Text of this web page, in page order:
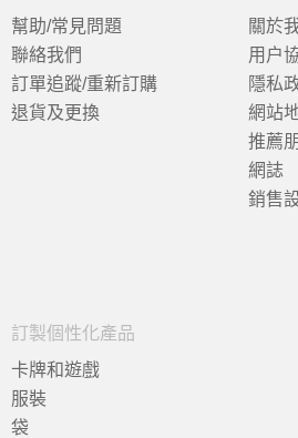
幫助/常見問題
聯絡我們
訂單追蹤/重新訂購
退貨及更換
關於
用户
隱私
網站
推薦
網誌
銷售
訂製個性化產品
卡牌和遊戲
服裝
袋